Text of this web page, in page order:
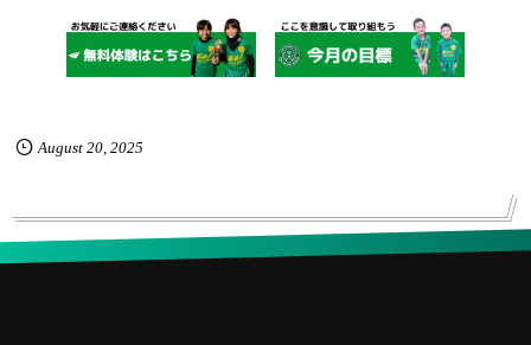
August 20, 2025